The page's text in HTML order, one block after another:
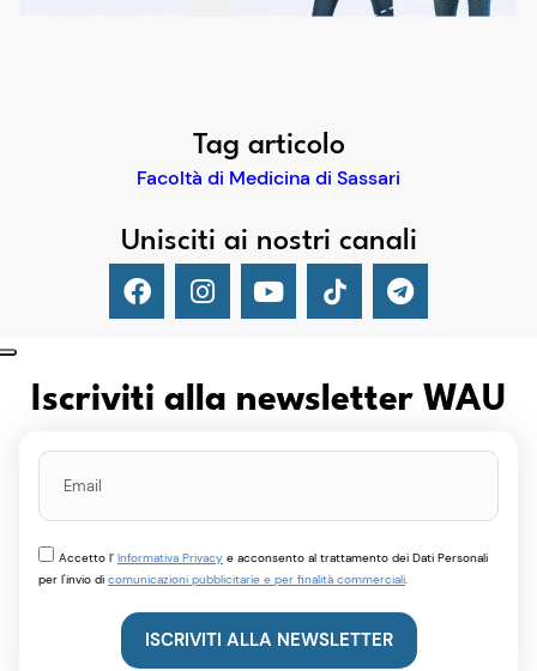
Tag articolo
Facoltà di Medicina di Sassari
Unisciti ai nostri canali
Iscriviti alla newsletter WAU
Accetto l’ Informativa Privacy e acconsento al trattamento dei Dati Personali
per l'invio di comunicazioni pubblicitarie e per finalità commerciali.
ISCRIVITI ALLA NEWSLETTER